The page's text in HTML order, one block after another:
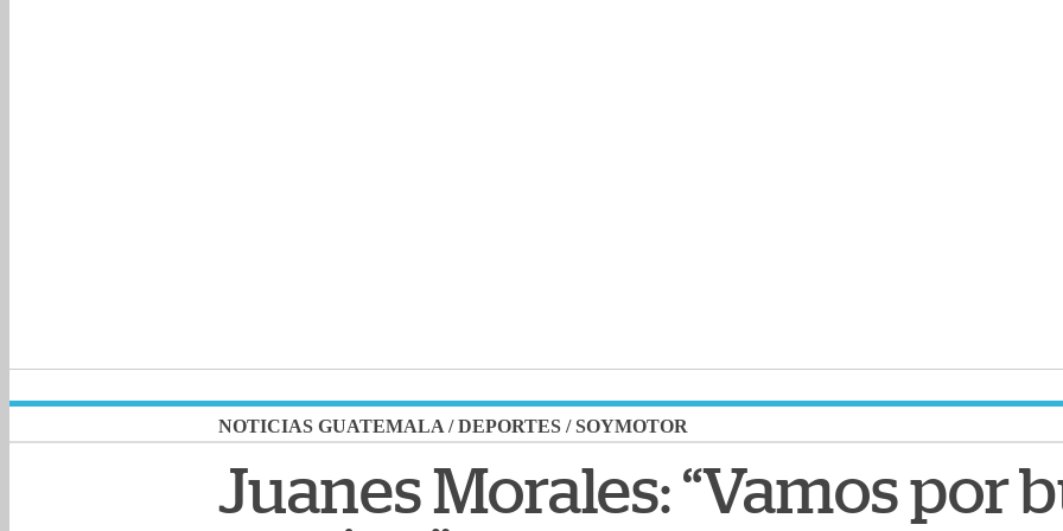
NOTICIAS GUATEMALA /DEPORTES /SOYMOTOR
Juanes Morales: “Vamos por